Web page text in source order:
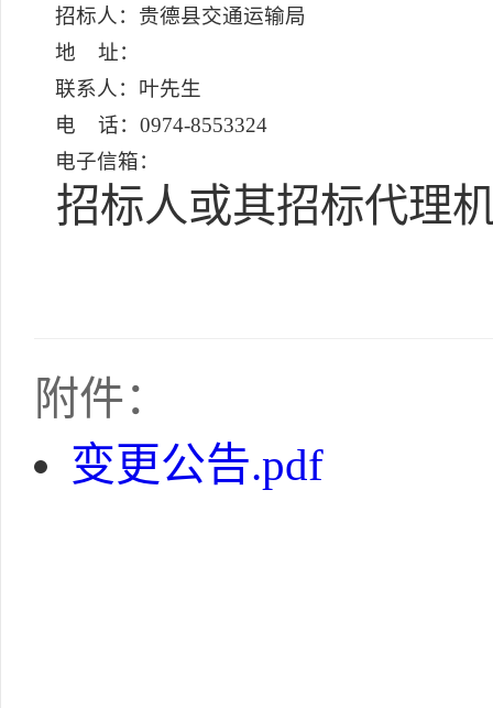
招标人：贵德县交通运输局
地 址：
联系人：叶先生
电 话：0974-8553324
电子信箱：
招标人或其招标代理
附件：
变更公告.pdf